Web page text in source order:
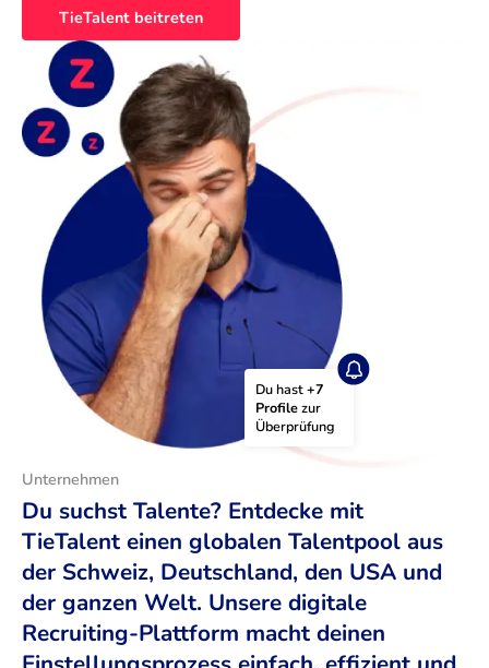
TieTalent beitreten
Du hast +7
Profile zur
Überprüfung
Unternehmen
Du suchst Talente? Entdecke mit
TieTalent einen globalen Talentpool aus
der Schweiz, Deutschland, den USA und
der ganzen Welt. Unsere digitale
Recruiting-Plattform macht deinen